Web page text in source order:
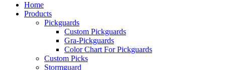
Home
Products
Pickguards
Custom Pickguards
Gra-Pickguards
Color Chart For Pickguards
Custom Picks
Stormguard